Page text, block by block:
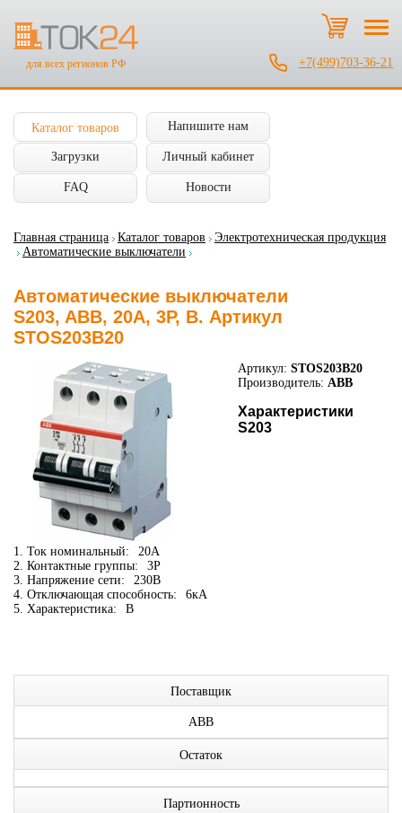
для всех регионов РФ +7(499)703-36-21
Каталог товаров Напишите нам
Загрузки Личный кабинет
FAQ Новости
Главная страница Каталог товаров
Электротехническая продукция
Автоматические выключатели
Автоматические выключатели
S203, ABB, 20А, 3P, B. Артикул
STOS203B20
Артикул: STOS203B20
Производитель: ABB
Характеристики
S203
1. Ток номинальный:
20А
2. Контактные группы:
3P
3. Напряжение сети:
230В
4. Отключающая способность:
6кА
5. Характеристика:
B
Поставщик
ABB
Остаток
Партионность